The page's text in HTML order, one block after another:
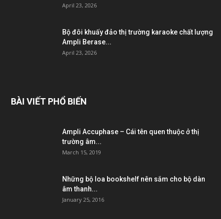
April 23, 2026
Bộ đôi khuấy đảo thị trường karaoke chất lượng
Ampli Berase...
April 23, 2026
BÀI VIẾT PHỔ BIẾN
Ampli Accuphase – Cái tên quen thuộc ở thị
trường âm...
March 15, 2019
Những bộ loa bookshelf nên sắm cho bộ dàn
âm thanh...
January 25, 2016